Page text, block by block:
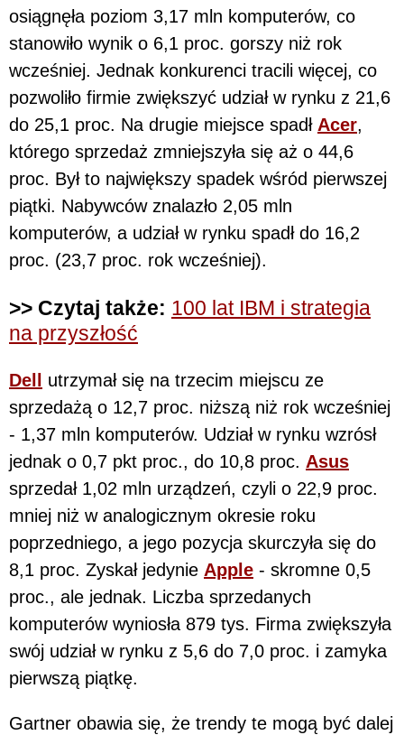
osiągnęła poziom 3,17 mln komputerów, co
stanowiło wynik o 6,1 proc. gorszy niż rok
wcześniej. Jednak konkurenci tracili więcej, co
pozwoliło firmie zwiększyć udział w rynku z 21,6
do 25,1 proc. Na drugie miejsce spadł Acer,
którego sprzedaż zmniejszyła się aż o 44,6
proc. Był to największy spadek wśród pierwszej
piątki. Nabywców znalazło 2,05 mln
komputerów, a udział w rynku spadł do 16,2
proc. (23,7 proc. rok wcześniej).
>> Czytaj także: 100 lat IBM i strategia
na przyszłość
Dell
utrzymał się na trzecim miejscu ze
sprzedażą o 12,7 proc. niższą niż rok wcześniej
- 1,37 mln komputerów. Udział w rynku wzrósł
jednak o 0,7 pkt proc., do 10,8 proc. Asus
sprzedał 1,02 mln urządzeń, czyli o 22,9 proc.
mniej niż w analogicznym okresie roku
poprzedniego, a jego pozycja skurczyła się do
8,1 proc. Zyskał jedynie Apple - skromne 0,5
proc., ale jednak. Liczba sprzedanych
komputerów wyniosła 879 tys. Firma zwiększyła
swój udział w rynku z 5,6 do 7,0 proc. i zamyka
pierwszą piątkę.
Gartner obawia się, że trendy te mogą być dalej